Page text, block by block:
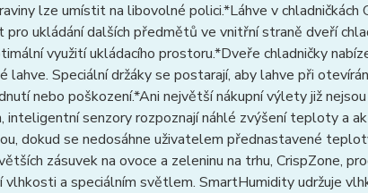
lze umístit na libovolné polici.*Láhve v chladničkách
ukládání dalších předmětů ve vnitřní straně dveří
využití ukládacího prostoru.*Dveře chladničky
Speciální držáky se postarají, aby lahve při
nebo poškození.*Ani největší nákupní výlety již
senzory rozpoznají náhlé zvýšení teploty a
dokud se nedosáhne uživatelem přednastavené
zásuvek na ovoce a zeleninu na trhu, CrispZone,
a speciálním světlem. SmartHumidity udržuje